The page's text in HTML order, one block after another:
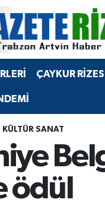
ÇAYKUR
KÜLTÜR SANAT
ödül
Haritası